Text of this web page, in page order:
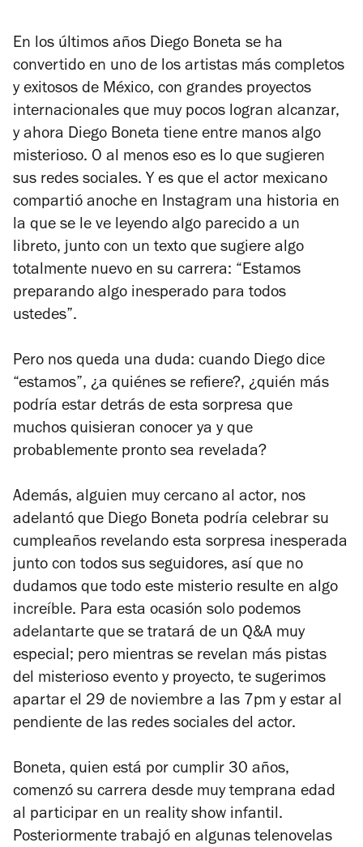
En los últimos años Diego Boneta se ha
convertido en uno de los artistas más completos
y exitosos de México, con grandes proyectos
internacionales que muy pocos logran alcanzar,
y ahora Diego Boneta tiene entre manos algo
misterioso. O al menos eso es lo que sugieren
sus redes sociales. Y es que el actor mexicano
compartió anoche en Instagram una historia en
la que se le ve leyendo algo parecido a un
libreto, junto con un texto que sugiere algo
totalmente nuevo en su carrera: “Estamos
preparando algo inesperado para todos
ustedes”.
Pero nos queda una duda: cuando Diego dice
“estamos”, ¿a quiénes se refiere?, ¿quién más
podría estar detrás de esta sorpresa que
muchos quisieran conocer ya y que
probablemente pronto sea revelada?
Además, alguien muy cercano al actor, nos
adelantó que Diego Boneta podría celebrar su
cumpleaños revelando esta sorpresa inesperada
junto con todos sus seguidores, así que no
dudamos que todo este misterio resulte en algo
increíble. Para esta ocasión solo podemos
adelantarte que se tratará de un Q&A muy
especial; pero mientras se revelan más pistas
del misterioso evento y proyecto, te sugerimos
apartar el 29 de noviembre a las 7pm y estar al
pendiente de las redes sociales del actor.
Boneta, quien está por cumplir 30 años,
comenzó su carrera desde muy temprana edad
al participar en un reality show infantil.
Posteriormente trabajó en algunas telenovelas